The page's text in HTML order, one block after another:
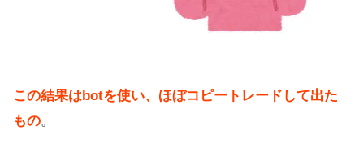
この結果はbotを使い、ほぼコピートレードして出た
もの。